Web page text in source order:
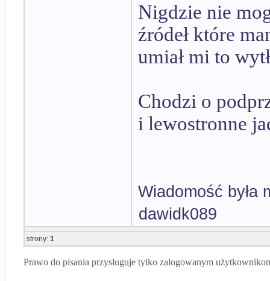
Nigdzie nie
źródeł które
umiał mi to
Chodzi o
i lewostronne
Wiadomość była
dawidk089
strony: 1
Prawo do pisania przysługuje tylko zalogowanym